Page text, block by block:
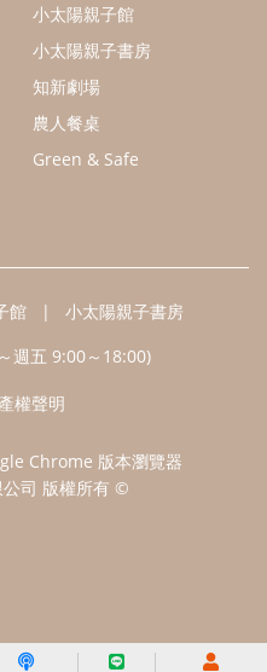
小太陽親子館
小太陽親子書房
知新劇場
農人餐桌
Green & Safe
館
小太陽親子書房
週五 9:00～18:00)
權聲明
Chrome 版本瀏覽器
司 版權所有 ©